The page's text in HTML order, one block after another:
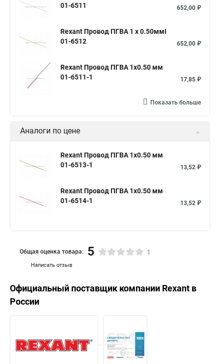
01-6511
652,00 ₽
Rexant Провод ПГВА 1 х 0.50ммІ
01-6512
652,00 ₽
Rexant Провод ПГВА 1х0.50 мм
01-6511-1
17,85 ₽
Показать больше
Аналоги по цене
Rexant Провод ПГВА 1х0.50 мм
01-6513-1
13,52 ₽
Rexant Провод ПГВА 1х0.50 мм
01-6514-1
13,52 ₽
Написать отзыв
Общая оценка товара: 5 1
Официальный поставщик компании Rexant в
России